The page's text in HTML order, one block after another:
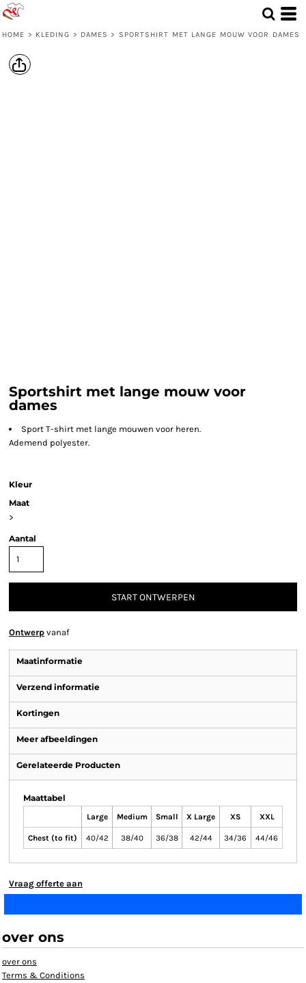
HOME > KLEDING > DAMES > SPORTSHIRT MET LANGE MOUW VOOR DAMES
Sportshirt met lange mouw voor
dames
Sport T-shirt met lange mouwen voor heren.
Ademend polyester.
Kleur
Maat
>
Aantal
START ONTWERPEN
Ontwerp vanaf
Maatinformatie
Verzend informatie
Kortingen
Meer afbeeldingen
Gerelateerde Producten
Maattabel
Large Medium Small X Large XS XXL
Chest (to fit) 40/42 38/40 36/38 42/44 34/36 44/46
Vraag offerte aan
over ons
over ons
Terms & Conditions